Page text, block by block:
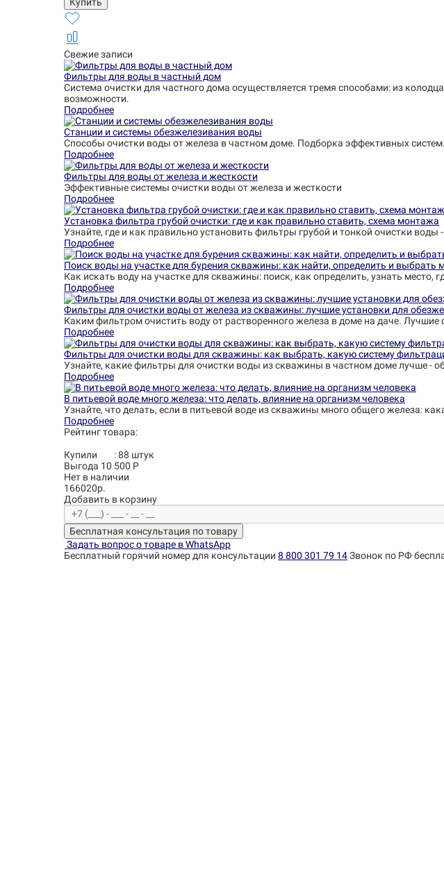
Свежие записи
Фильтры для воды в частный дом
Система очистки для частного дома осуществляется тремя способами: из
возможности.
Подробнее
Станции и системы обезжелезивания воды
Способы очистки воды от железа в частном доме. Подборка эффективных систем.
Подробнее
Фильтры для воды от железа и жесткости
Эффективные системы очистки воды от железа и жесткости
Подробнее
Установка фильтра грубой очистки: где и как правильно ставить, схема монтажа
Узнайте, где и как правильно установить фильтры грубой и тонкой очистки
Подробнее
Поиск воды на участке для бурения скважины: как найти, определить и выбрать
Как искать воду на участке для скважины: поиск, как определить, узнать место,
Подробнее
Фильтры для очистки воды от железа из скважины: лучшие установки для
Каким фильтром очистить воду от растворенного железа в доме на даче.
Подробнее
Фильтры для очистки воды для скважины: как выбрать, какую систему
Узнайте, какие фильтры для очистки воды из скважины в частном доме лучше -
Подробнее
В питьевой воде много железа: что делать, влияние на организм человека
Узнайте, что делать, если в питьевой воде из скважины много общего железа:
Подробнее
Рейтинг товара:
Купили :88 штук
Выгода 10 500 Р
Нет в наличии
166020р.
Добавить в корзину
Бесплатная консультация по товару
Задать вопрос о товаре в WhatsApp
Бесплатный горячий номер для консультации 8 800 301 79 14Звонок по РФ